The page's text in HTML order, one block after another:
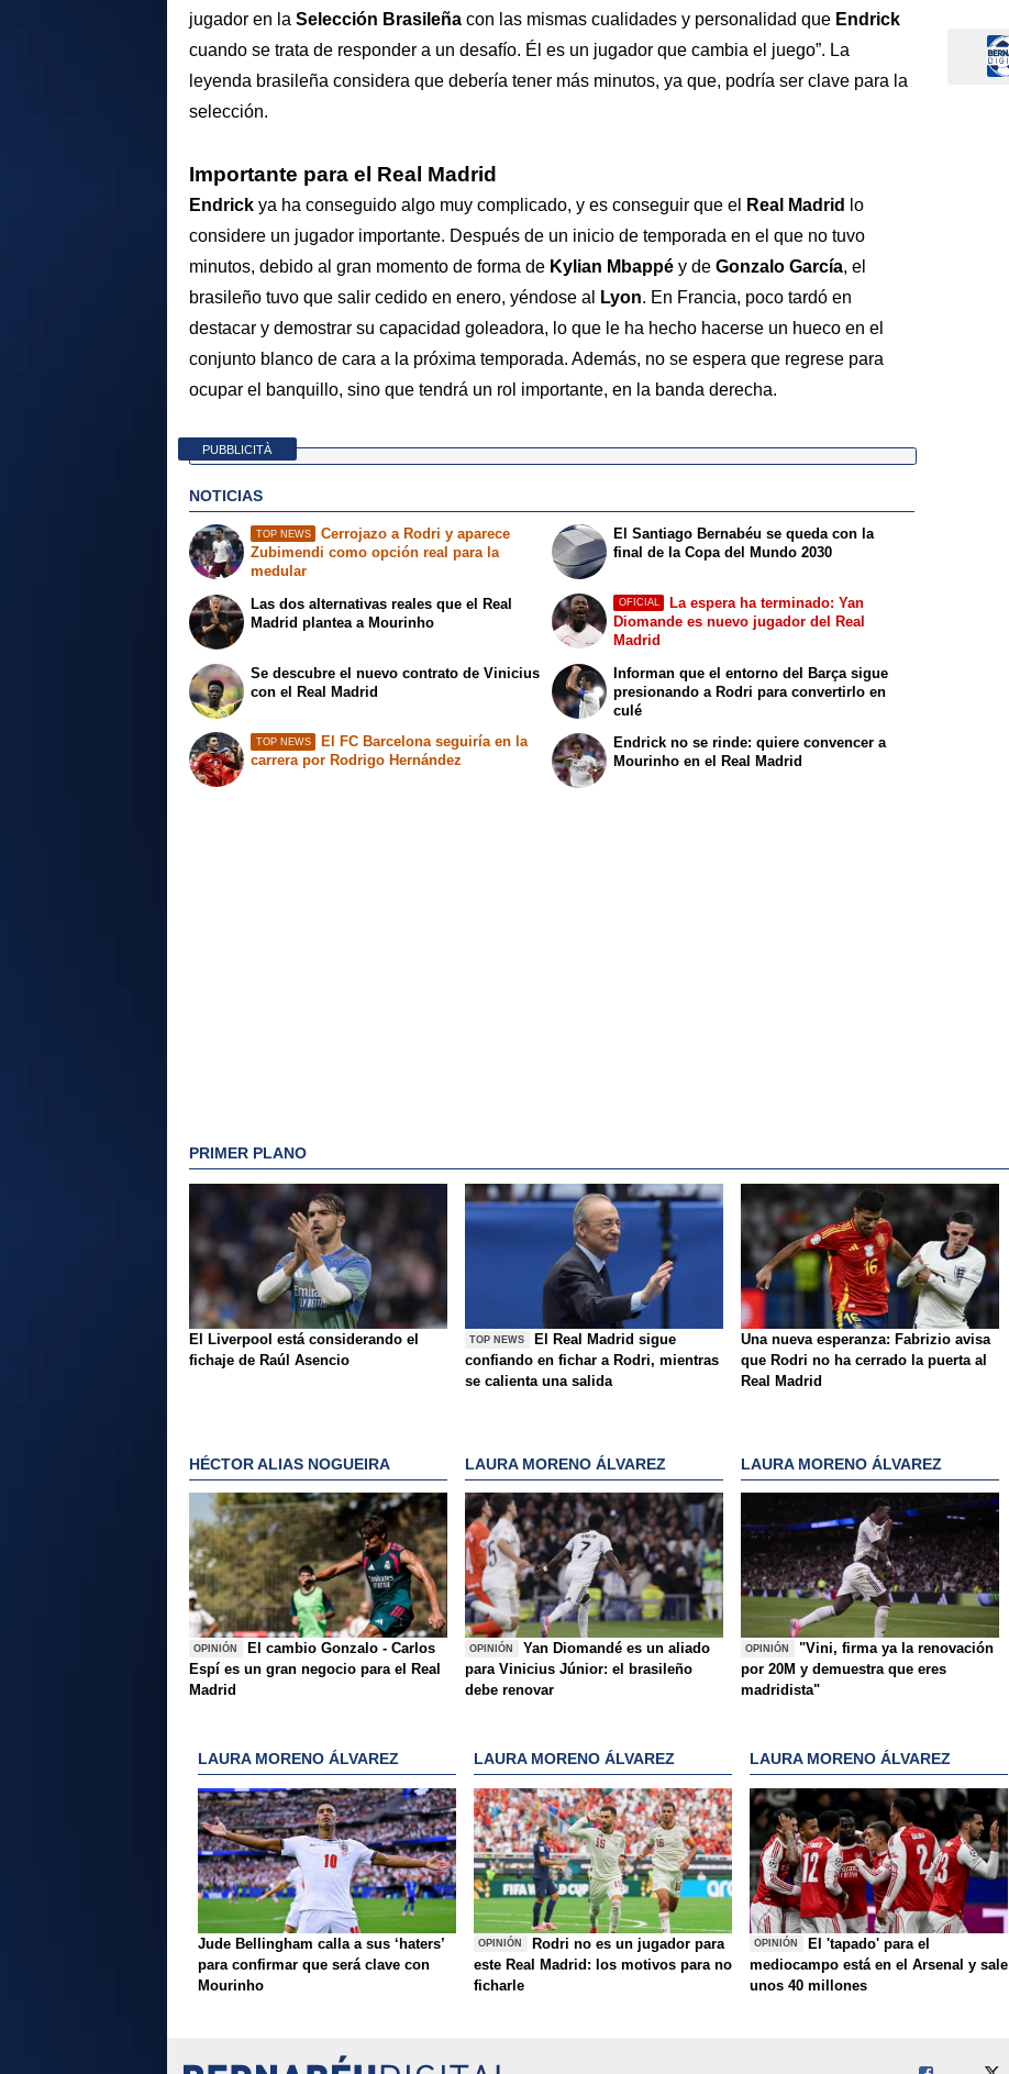
jugador en la Selección Brasileña con las mismas cualidades y personalidad que Endrick
cuando se trata de responder a un desafío. Él es un jugador que cambia el juego”. La
leyenda brasileña considera que debería tener más minutos, ya que, podría ser clave para la
selección.
Importante para el Real Madrid
Endrick ya ha conseguido algo muy complicado, y es conseguir que el Real Madrid
lo
considere un jugador importante. Después de un inicio de temporada en el que no tuvo
minutos, debido al gran momento de forma de Kylian Mbappé y de Gonzalo García, el
brasileño tuvo que salir cedido en enero, yéndose al
Lyon. En Francia, poco tardó en
destacar y demostrar su capacidad goleadora, lo que le ha hecho hacerse un hueco en el
conjunto blanco de cara a la próxima temporada. Además, no se espera que regrese para
ocupar el banquillo, sino que tendrá un rol importante, en la banda derecha.
PUBBLICITÀ
NOTICIAS
TOP NEWS
Cerrojazo a Rodri y aparece
Zubimendi como opción real para la
medular
Las dos alternativas reales que el Real
Madrid plantea a Mourinho
El Santiago Bernabéu se queda con la
final de la Copa del Mundo 2030
OFICIAL
La espera ha terminado: Yan
Diomande es nuevo jugador del Real
Madrid
Se descubre el nuevo contrato de Vinicius
con el Real Madrid
TOP NEWS
El FC Barcelona seguiría en la
carrera por Rodrigo Hernández
Informan que el entorno del Barça sigue
presionando a Rodri para convertirlo en
culé
Endrick no se rinde: quiere convencer a
Mourinho en el Real Madrid
PRIMER PLANO
El Liverpool está considerando el
fichaje de Raúl Asencio
TOP NEWS
El Real Madrid sigue
confiando en fichar a Rodri, mientras
se calienta una salida
Una nueva esperanza: Fabrizio avisa
que Rodri no ha cerrado la puerta al
Real Madrid
HÉCTOR ALIAS NOGUEIRA
OPINIÓN
El cambio Gonzalo - Carlos
Espí es un gran negocio para el Real
Madrid
LAURA MORENO ÁLVAREZ
OPINIÓN
Yan Diomandé es un aliado
para Vinicius Júnior: el brasileño
debe renovar
LAURA MORENO ÁLVAREZ
OPINIÓN
"Vini, firma ya la renovación
por 20M y demuestra que eres
madridista"
LAURA MORENO ÁLVAREZ
Jude Bellingham calla a sus ‘haters’
para confirmar que será clave con
Mourinho
LAURA MORENO ÁLVAREZ
OPINIÓN
Rodri no es un jugador para
este Real Madrid: los motivos para no
ficharle
LAURA MORENO ÁLVAREZ
OPINIÓN
El 'tapado' para el
mediocampo está en el Arsenal y sale
unos 40 millones